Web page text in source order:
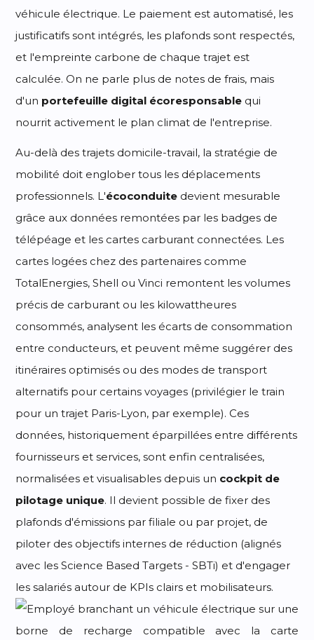
véhicule électrique. Le paiement est automatisé, les
justificatifs sont intégrés, les plafonds sont respectés,
et l'empreinte carbone de chaque trajet est
calculée. On ne parle plus de notes de frais, mais
d'un portefeuille digital écoresponsable qui
nourrit activement le plan climat de l'entreprise.
Au-delà des trajets domicile-travail, la stratégie de
mobilité doit englober tous les déplacements
professionnels. L'écoconduite devient mesurable
grâce aux données remontées par les badges de
télépéage et les cartes carburant connectées. Les
cartes logées chez des partenaires comme
TotalEnergies, Shell ou Vinci remontent les volumes
précis de carburant ou les kilowattheures
consommés, analysent les écarts de consommation
entre conducteurs, et peuvent même suggérer des
itinéraires optimisés ou des modes de transport
alternatifs pour certains voyages (privilégier le train
pour un trajet Paris-Lyon, par exemple). Ces
données, historiquement éparpillées entre différents
fournisseurs et services, sont enfin centralisées,
normalisées et visualisables depuis un cockpit de
pilotage unique. Il devient possible de fixer des
plafonds d'émissions par filiale ou par projet, de
piloter des objectifs internes de réduction (alignés
avec les Science Based Targets - SBTi) et d'engager
les salariés autour de KPIs clairs et mobilisateurs.